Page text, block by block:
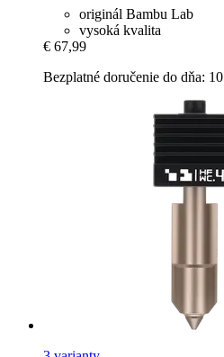
originál Bambu Lab
vysoká kvalita
€ 67,99
Bezplatné doručenie do dňa: